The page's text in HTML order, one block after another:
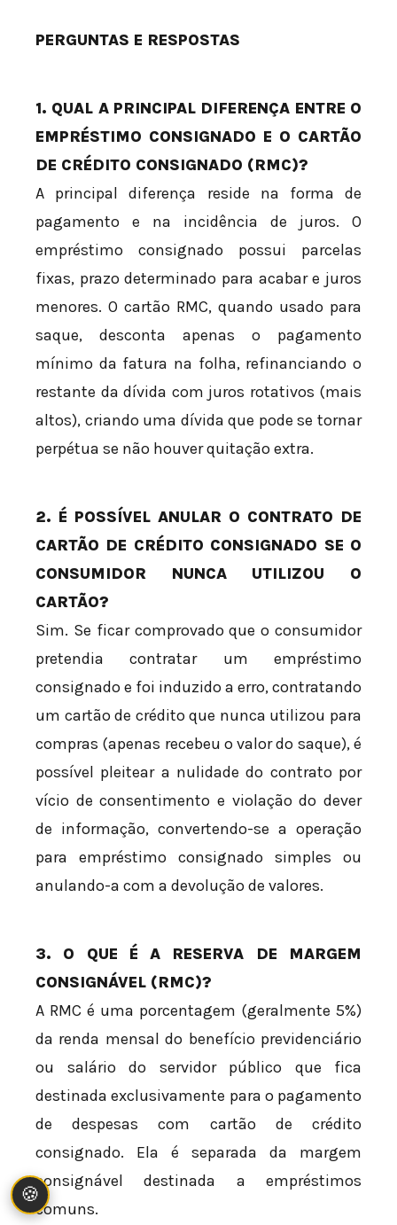
PERGUNTAS E RESPOSTAS
1. QUAL A PRINCIPAL DIFERENÇA ENTRE O
EMPRÉSTIMO CONSIGNADO E O CARTÃO
DE CRÉDITO CONSIGNADO (RMC)?
A principal diferença reside na forma de
pagamento e na incidência de juros. O
empréstimo consignado possui parcelas
fixas, prazo determinado para acabar e juros
menores. O cartão RMC, quando usado para
saque, desconta apenas o pagamento
mínimo da fatura na folha, refinanciando o
restante da dívida com juros rotativos (mais
altos), criando uma dívida que pode se tornar
perpétua se não houver quitação extra.
2. É POSSÍVEL ANULAR O CONTRATO DE
CARTÃO DE CRÉDITO CONSIGNADO SE O
CONSUMIDOR NUNCA UTILIZOU O
CARTÃO?
Sim. Se ficar comprovado que o consumidor
pretendia contratar um empréstimo
consignado e foi induzido a erro, contratando
um cartão de crédito que nunca utilizou para
compras (apenas recebeu o valor do saque), é
possível pleitear a nulidade do contrato por
vício de consentimento e violação do dever
de informação, convertendo-se a operação
para empréstimo consignado simples ou
anulando-a com a devolução de valores.
3. O QUE É A RESERVA DE MARGEM
CONSIGNÁVEL (RMC)?
A RMC é uma porcentagem (geralmente 5%)
da renda mensal do benefício previdenciário
ou salário do servidor público que fica
destinada exclusivamente para o pagamento
de despesas com cartão de crédito
consignado. Ela é separada da margem
consignável destinada a empréstimos
comuns.
🍪